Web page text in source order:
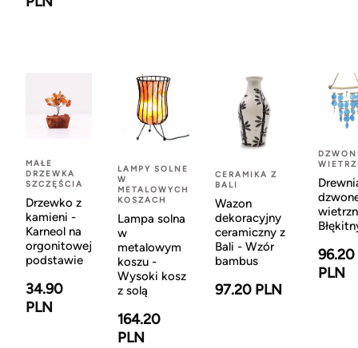
MAŁE
DRZEWKA
SZCZĘŚCIA
Drzewko z
kamieni -
Karneol na
orgonitowej
podstawie
34.90
PLN
LAMPY SOLNE
W
METALOWYCH
KOSZACH
Lampa solna
w
metalowym
koszu -
Wysoki kosz
z solą
164.20
PLN
CERAMIKA Z
BALI
Wazon
dekoracyjny
ceramiczny z
Bali - Wzór
bambus
97.20 PLN
96.20
PLN